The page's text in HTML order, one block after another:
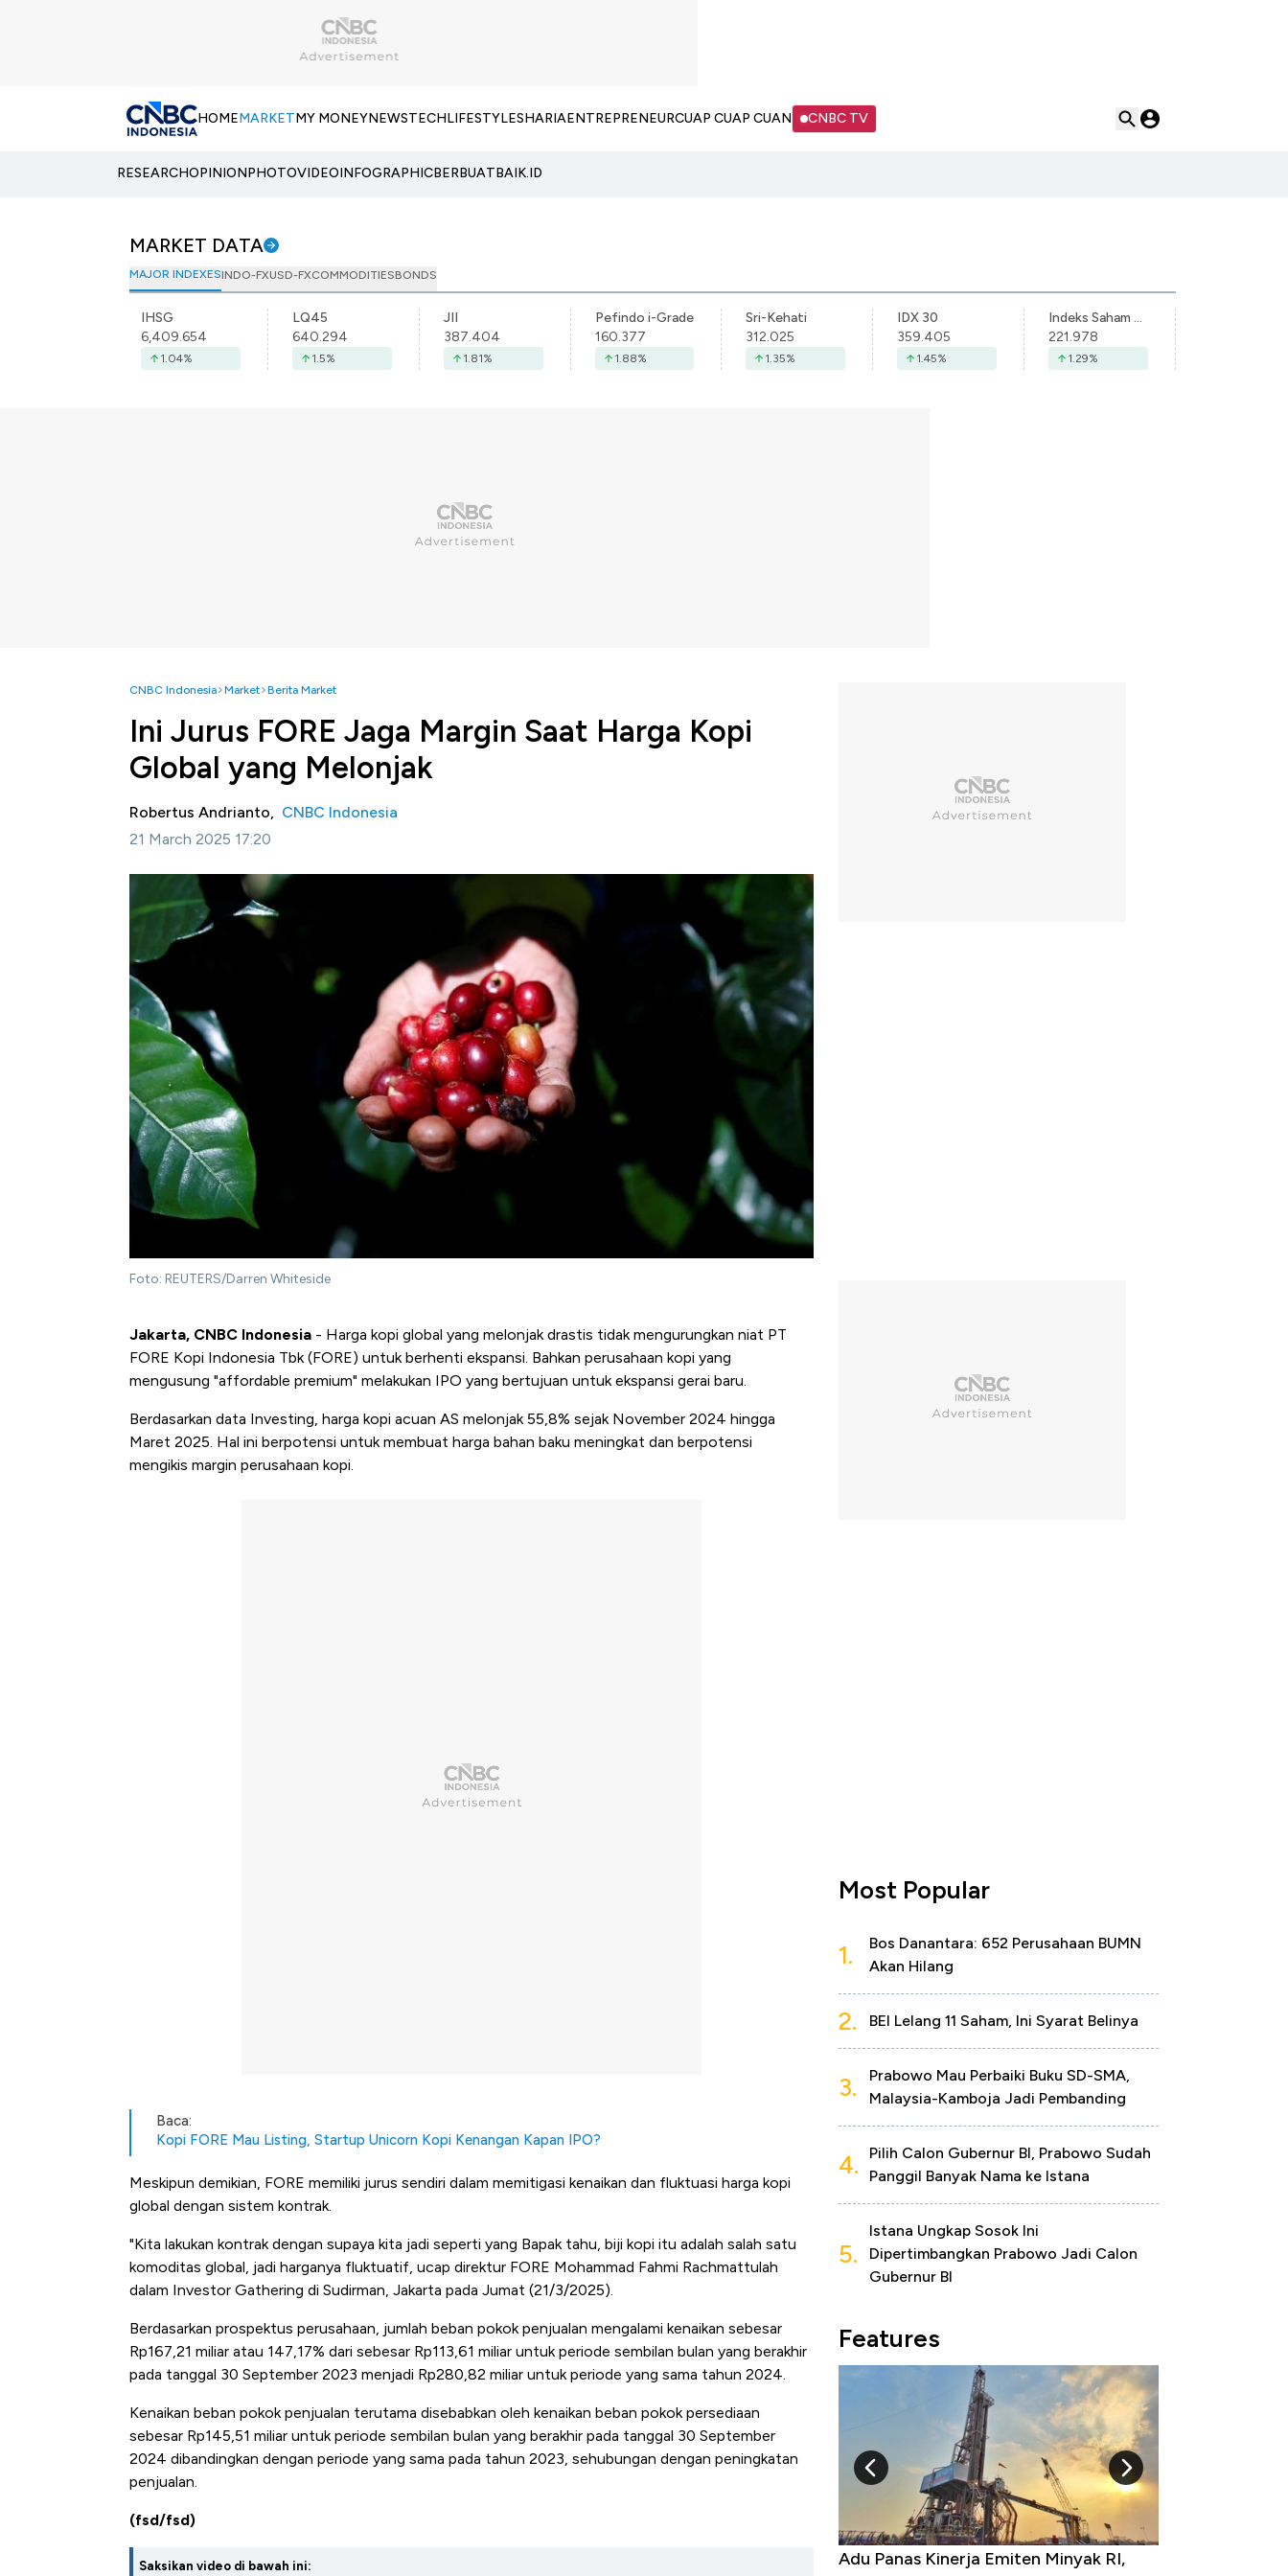
HOMEMARKETMY MONEYNEWSTECHLIFESTYLESHARIAENTREPRENEURCUAP CUAP CUAN CNBC TV
RESEARCHOPINIONPHOTOVIDEOINFOGRAPHICBERBUATBAIK.ID
MARKET DATA
MAJOR INDEXESINDO-FXUSD-FXCOMMODITIESBONDS
IHSG
6,409.654
1.04%
LQ45
640.294
1.5%
JII
387.404
1.81%
Pefindo i-Grade
160.377
1.88%
Sri-Kehati
312.025
1.35%
IDX 30
359.405
1.45%
Indeks Saham Syariah Indonesia
221.978
1.29%
CNBC Indonesia Market Berita Market
Ini Jurus FORE Jaga Margin Saat Harga Kopi
Global yang Melonjak
Robertus Andrianto, CNBC Indonesia
21 March 2025 17:20
Foto: REUTERS/Darren Whiteside
Jakarta, CNBC Indonesia - Harga kopi global yang melonjak drastis tidak mengurungkan niat PT
FORE Kopi Indonesia Tbk (FORE) untuk berhenti ekspansi. Bahkan perusahaan kopi yang
mengusung "affordable premium" melakukan IPO yang bertujuan untuk ekspansi gerai baru.
Berdasarkan data Investing, harga kopi acuan AS melonjak 55,8% sejak November 2024 hingga
Maret 2025. Hal ini berpotensi untuk membuat harga bahan baku meningkat dan berpotensi
mengikis margin perusahaan kopi.
Baca:
Kopi FORE Mau Listing, Startup Unicorn Kopi Kenangan Kapan IPO?
Meskipun demikian, FORE memiliki jurus sendiri dalam memitigasi kenaikan dan fluktuasi harga kopi
global dengan sistem kontrak.
"Kita lakukan kontrak dengan supaya kita jadi seperti yang Bapak tahu, biji kopi itu adalah salah satu
komoditas global, jadi harganya fluktuatif, ucap direktur FORE Mohammad Fahmi Rachmattulah
dalam Investor Gathering di Sudirman, Jakarta pada Jumat (21/3/2025).
Berdasarkan prospektus perusahaan, jumlah beban pokok penjualan mengalami kenaikan sebesar
Rp167,21 miliar atau 147,17% dari sebesar Rp113,61 miliar untuk periode sembilan bulan yang berakhir
pada tanggal 30 September 2023 menjadi Rp280,82 miliar untuk periode yang sama tahun 2024.
Kenaikan beban pokok penjualan terutama disebabkan oleh kenaikan beban pokok persediaan
sebesar Rp145,51 miliar untuk periode sembilan bulan yang berakhir pada tanggal 30 September
2024 dibandingkan dengan periode yang sama pada tahun 2023, sehubungan dengan peningkatan
penjualan.
(fsd/fsd)
Saksikan video di bawah ini:
Most Popular
1.
Bos Danantara: 652 Perusahaan BUMN
Akan Hilang
2. BEI Lelang 11 Saham, Ini Syarat Belinya
3.
Prabowo Mau Perbaiki Buku SD-SMA,
Malaysia-Kamboja Jadi Pembanding
4.
Pilih Calon Gubernur BI, Prabowo Sudah
Panggil Banyak Nama ke Istana
5.
Istana Ungkap Sosok Ini
Dipertimbangkan Prabowo Jadi Calon
Gubernur BI
Features
Kongo Tutup Keran Ekspor, Harga
10 Provinsi dengan Tingkat